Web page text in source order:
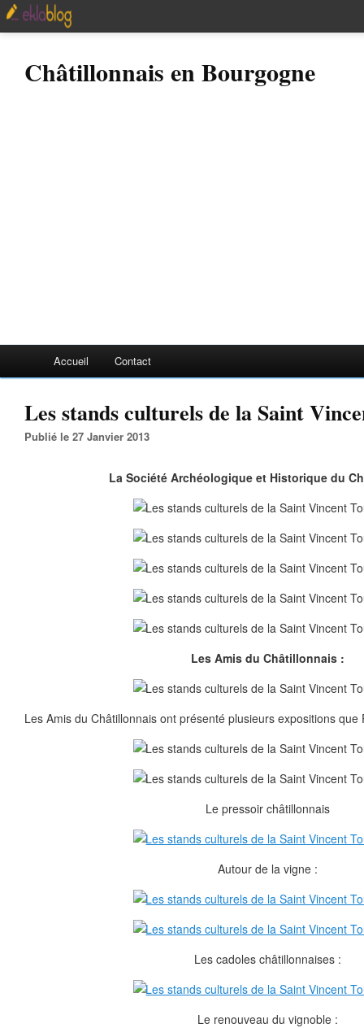
Châtillonnais en Bourgogne
Accueil Contact
Les stands culturels de la Saint
Publié le 27 Janvier 2013
La Société Archéologique et Historique du
Les Amis du Châtillonnais :
Les Amis du Châtillonnais ont présenté plusieurs expositions
Le pressoir châtillonnais
Autour de la vigne :
Les cadoles châtillonnaises :
Le renouveau du vignoble :